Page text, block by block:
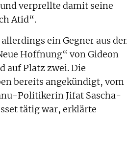
verprellte damit seine
Atid“.
ein Gegner aus
Hoffnung“ von Gideon
auf Platz zwei. Die
bereits angekündigt, vom
Politikerin Jifat Sascha-
tätig war, erklärte